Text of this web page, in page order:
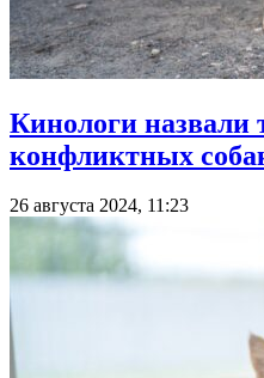
Кинологи назвали
конфликтных
26 августа 2024, 11:23